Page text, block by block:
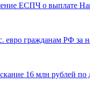
ЕСПЧ о выплате
гражданам РФ за
16 млн рублей по